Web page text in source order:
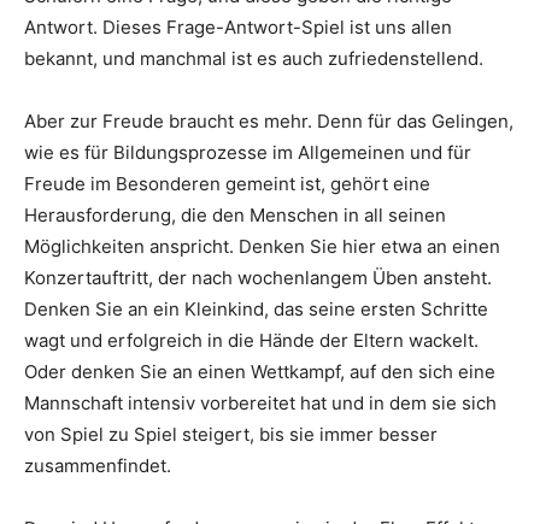
Antwort. Dieses Frage-Antwort-Spiel ist uns allen
bekannt, und manchmal ist es auch zufriedenstellend.
Aber zur Freude braucht es mehr. Denn für das Gelingen,
wie es für Bildungsprozesse im Allgemeinen und für
Freude im Besonderen gemeint ist, gehört eine
Herausforderung, die den Menschen in all seinen
Möglichkeiten anspricht. Denken Sie hier etwa an einen
Konzertauftritt, der nach wochenlangem Üben ansteht.
Denken Sie an ein Kleinkind, das seine ersten Schritte
wagt und erfolgreich in die Hände der Eltern wackelt.
Oder denken Sie an einen Wettkampf, auf den sich eine
Mannschaft intensiv vorbereitet hat und in dem sie sich
von Spiel zu Spiel steigert, bis sie immer besser
zusammenfindet.